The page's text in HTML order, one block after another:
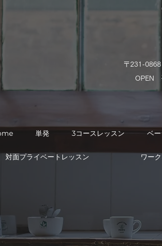
〒231-
OPEN
単発 3コースレッスン ベ
対面プライベートレッスン ワー